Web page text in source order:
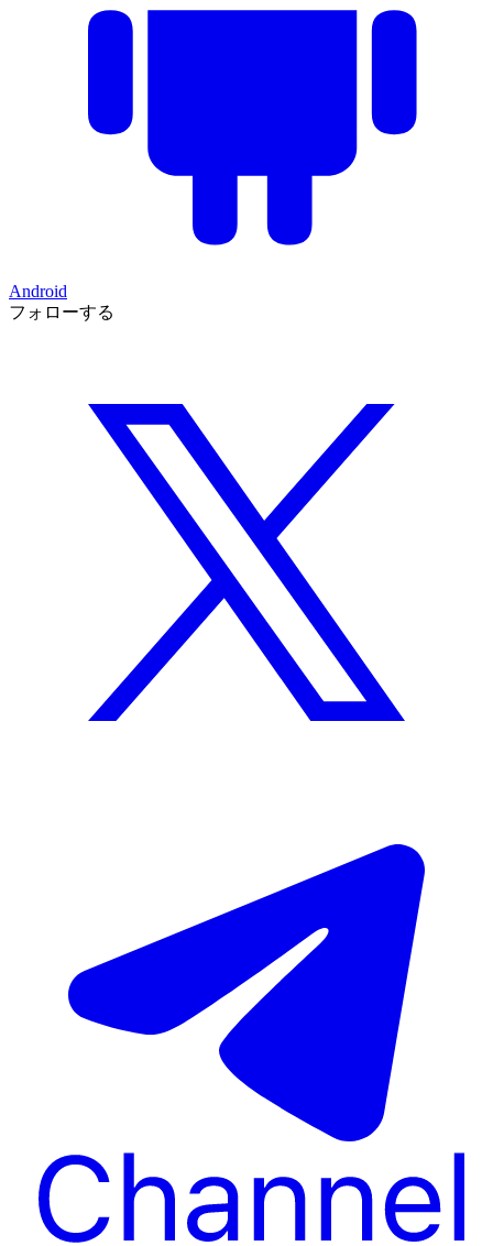
Android
フォローする